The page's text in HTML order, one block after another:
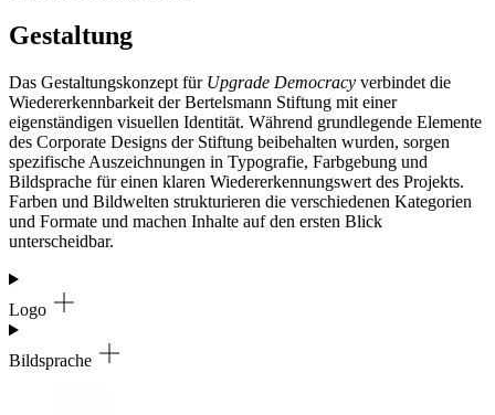
Gestaltung
Das Gestaltungskonzept für Upgrade Democracy verbindet die
Wiedererkennbarkeit der Bertelsmann Stiftung mit einer
eigenständigen visuellen Identität. Während grundlegende Elemente
des Corporate Designs der Stiftung beibehalten wurden, sorgen
spezifische Auszeichnungen in Typografie, Farbgebung und
Bildsprache für einen klaren Wiedererkennungswert des Projekts.
Farben und Bildwelten strukturieren die verschiedenen Kategorien
und Formate und machen Inhalte auf den ersten Blick
unterscheidbar.
Logo
Bildsprache